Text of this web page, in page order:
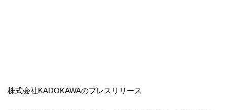
株式会社KADOKAWAのプレスリリース